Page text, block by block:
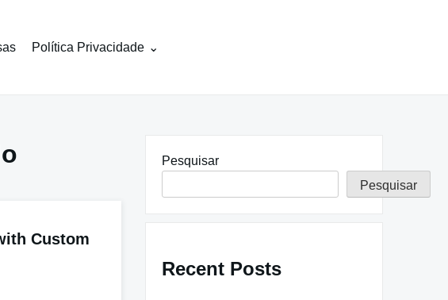
Política Privacidade
Custom
Pesquisar
Pesquisar
Recent Posts